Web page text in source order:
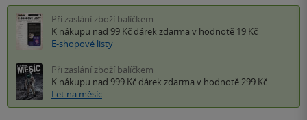
Při zaslání zboží balíčkem
K nákupu nad 99 Kč dárek zdarma v hodnotě 19 Kč
E-shopové listy
Při zaslání zboží balíčkem
K nákupu nad 999 Kč dárek zdarma v hodnotě 299 Kč
Let na měsíc